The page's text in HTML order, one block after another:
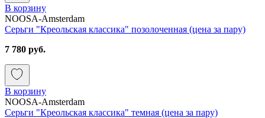
В корзину
NOOSA-Amsterdam
Серьги "Креольская классика" позолоченная (цена за пару)
7 780 руб.
В корзину
NOOSA-Amsterdam
Серьги "Креольская классика" темная (цена за пару)